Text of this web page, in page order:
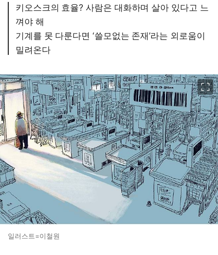
키오스크의 효율? 사람은 대화하며 살아 있다고 느
껴야 해
기계를 못 다룬다면 ‘쓸모없는 존재’라는 외로움이
밀려온다
일러스트=이철원